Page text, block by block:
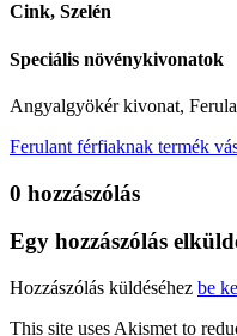
Cink, Szelén
Speciális növénykivonatok
Angyalgyökér kivonat,
Ferulant férfiaknak termék
0 hozzászólás
Egy hozzászólás
Hozzászólás küldéséhez be
This site uses Akismet to